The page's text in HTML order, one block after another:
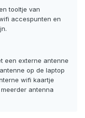
tooltje van
accespunten en
een externe antenne
op de laptop
wifi kaartje
antenna